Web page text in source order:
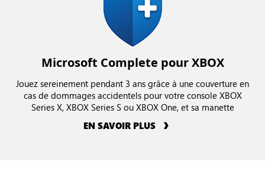
Microsoft Complete pour XBOX
Jouez sereinement pendant 3 ans grâce à une couverture en
cas de dommages accidentels pour votre console XBOX
Series X, XBOX Series S ou XBOX One, et sa manette
EN SAVOIR PLUS